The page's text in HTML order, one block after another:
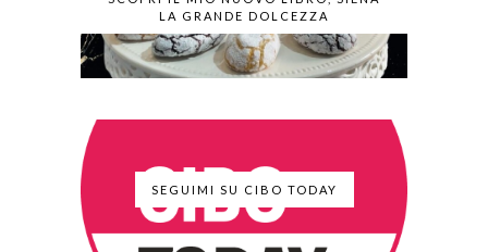
LA GRANDE DOLCEZZA
SEGUIMI SU CIBO TODAY